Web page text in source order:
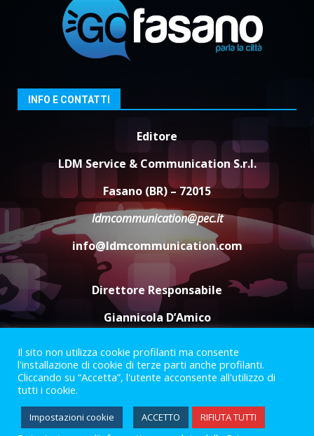
6 Agosto 2026 14:16
3
Grazia Neglia, coordinatrice
cittadina di Fratelli d’Italia,
comunale
Cura dei beni comuni e
cittadinanza attiva: online
l’avviso per la gestione
Laureto
6 Agosto 2026 06:20
La magia del Minareto e la prima
assoluta de “L’Albergo
Belvedere. Il rapimento”
6 Agosto 2026 06:15
INFO E CONTATTI
Editore
LDM Service & Communication S.r.l.
Fasano (BR) – 72015
ldmcommunication@pec.it
info@ldmcommunication.com
Direttore Responsabile
Giannicola D’Amico
Termini e Condizioni Privacy Policy
Informazioni Legali
Facebook
Instagram
Youtube
Il sito non utilizza cookie profilanti ma consente
l'installazione di cookie di terze parti anche profilanti.
Cliccando su “Accetta”, l'utente acconsente all'utilizzo di
tutti i cookie.
Impostazioni cookie ACCETTO RIFIUTA TUTTI